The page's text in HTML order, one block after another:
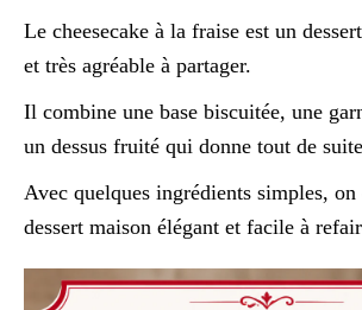
Le cheesecake à la fraise est un
et très agréable à partager.
Il combine une base biscuitée, une
un dessus fruité qui donne tout de
Avec quelques ingrédients simples,
dessert maison élégant et facile à